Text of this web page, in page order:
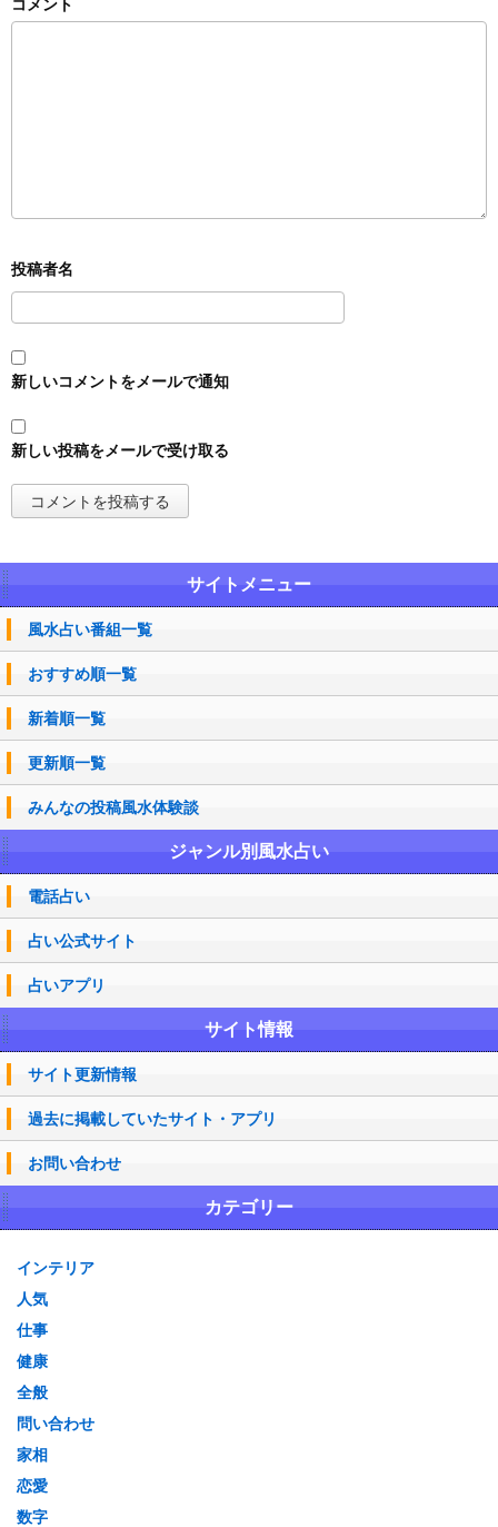
コメント
新しいコメントをメールで通知
新しい投稿をメールで受け取る
サイトメニュー
風水占い番組一覧
おすすめ順一覧
新着順一覧
更新順一覧
みんなの投稿風水体験談
ジャンル別風水占い
電話占い
占い公式サイト
占いアプリ
サイト情報
サイト更新情報
過去に掲載していたサイト・アプリ
お問い合わせ
カテゴリー
インテリア
人気
仕事
健康
全般
問い合わせ
家相
恋愛
数字